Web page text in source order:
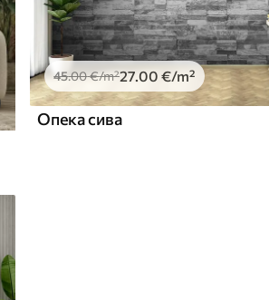
45.00€/m²27 .00 €/m²
Опека сива